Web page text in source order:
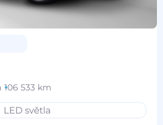
106 533 km
LED světla